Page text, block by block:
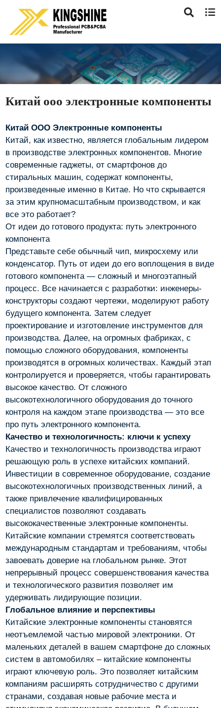
Китай ооо электронные компоненты
Китай ООО Электронные компоненты
Китай, как известно, является глобальным лидером
в производстве электронных компонентов. Многие
современные гаджеты, от смартфонов до
стиральных машин, содержат компоненты,
произведенные именно в Китае. Но что скрывается
за этим крупномасштабным производством, и как
все это работает?
От идеи до готового продукта: путь электронного
компонента
Представьте себе обычный чип, микросхему или
конденсатор. Путь от идеи до его воплощения в виде
готового компонента — сложный и многоэтапный
процесс. Все начинается с разработки: инженеры-
конструкторы создают чертежи, моделируют работу
будущего компонента. Затем следует
проектирование и изготовление инструментов для
производства. Далее, на огромных фабриках, с
помощью сложного оборудования, компоненты
производятся в огромных количествах. Каждый этап
контролируется и проверяется, чтобы гарантировать
высокое качество. От сложного
высокотехнологичного оборудования до точного
контроля на каждом этапе производства — это все
про путь электронного компонента.
Качество и технологичность: ключи к успеху
Качество и технологичность производства играют
решающую роль в успехе китайских компаний.
Инвестиции в современное оборудование, создание
высокотехнологичных производственных линий, а
также привлечение квалифицированных
специалистов позволяют создавать
высококачественные электронные компоненты.
Китайские компании стремятся соответствовать
международным стандартам и требованиям, чтобы
завоевать доверие на глобальном рынке. Этот
непрерывный процесс совершенствования качества
и технологического развития позволяет им
удерживать лидирующие позиции.
Глобальное влияние и перспективы
Китайские электронные компоненты становятся
неотъемлемой частью мировой электроники. От
маленьких деталей в вашем смартфоне до сложных
систем в автомобилях – китайские компоненты
играют ключевую роль. Это позволяет китайским
компаниям расширять сотрудничество с другими
странами, создавая новые рабочие места и